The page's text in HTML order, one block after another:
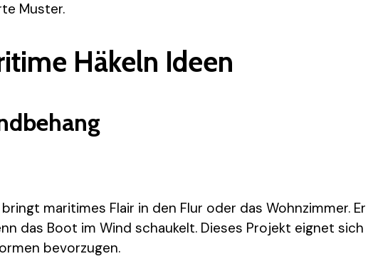
Muster.
Häkeln Ideen
maritimes Flair in den Flur oder das Wohnzimmer. Er
das Boot im Wind schaukelt. Dieses Projekt eignet sich
bevorzugen.